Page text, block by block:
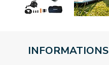
INFORMATIONS